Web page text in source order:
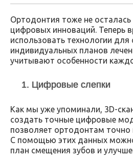
Ортодонтия тоже не осталась
цифровых инноваций. Теперь
использовать технологии для
индивидуальных планов
учитывают особенности
1. Цифровые слепки
Как мы уже упоминали, 3D-
создать точные цифровые
позволяет ортодонтам точно
С помощью этих данных
план смещения зубов и